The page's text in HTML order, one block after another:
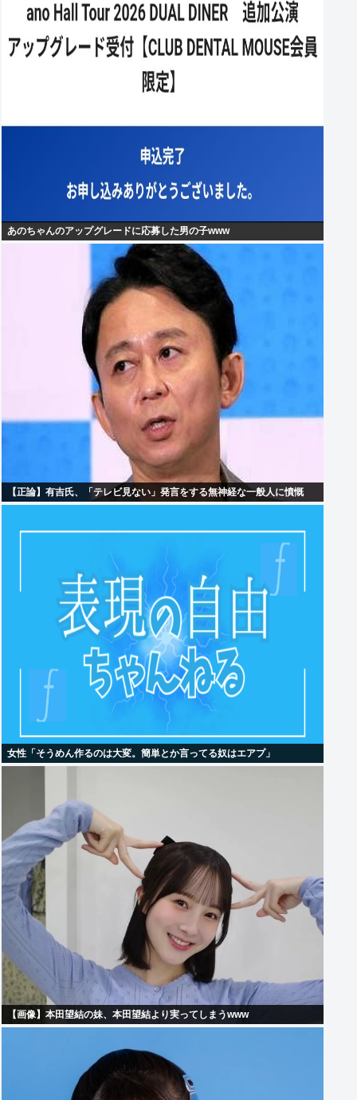
あのちゃんのアップグレードに応募した男の子www
【正論】有吉氏、「テレビ見ない」発言をする無神経な一般人に憤慨
女性「そうめん作るのは大変。簡単とか言ってる奴はエアプ」
【画像】本田望結の妹、本田望結より実ってしまうwww